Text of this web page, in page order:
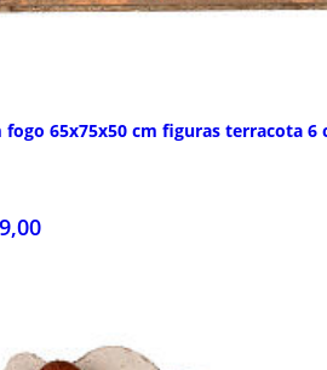
fogo 65x75x50 cm figuras terracota 6